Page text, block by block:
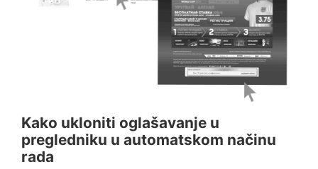
Kako ukloniti oglašavanje u
pregledniku u automatskom načinu
rada